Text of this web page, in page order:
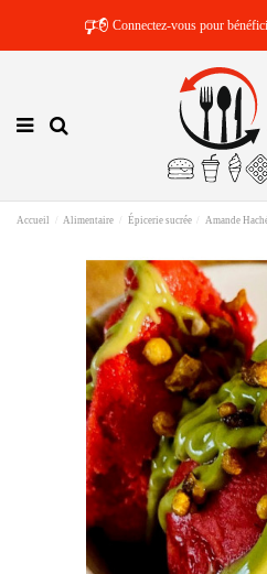
🕫 Connectez-vous pour
Accueil Alimentaire Épicerie sucrée Amande